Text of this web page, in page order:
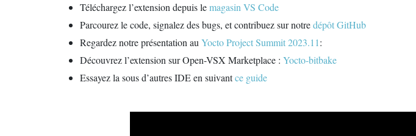
Téléchargez l’extension depuis lemagasin VS Code
Parcourez le code, signalez des bugs, et contribuez sur notredépôt GitHub
Regardez notre présentation auYocto Project Summit 2023.11:
Découvrez l’extension sur Open-VSX Marketplace :Yocto-bitbake
Essayez la sous d’autres IDE en suivantce guide